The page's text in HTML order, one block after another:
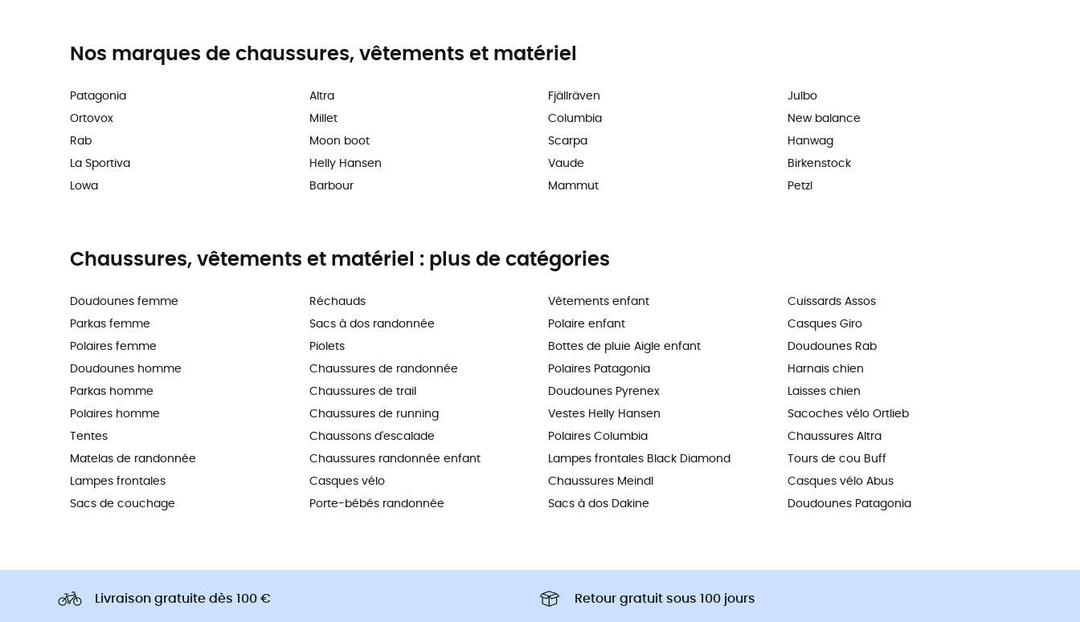
Nos marques de chaussures, vêtements et matériel
Patagonia
Ortovox
Rab
La Sportiva
Lowa
Altra
Millet
Moon boot
Helly Hansen
Barbour
Fjällräven
Columbia
Scarpa
Vaude
Mammut
Julbo
New balance
Hanwag
Birkenstock
Petzl
Chaussures, vêtements et matériel : plus de catégories
Doudounes femme
Parkas femme
Polaires femme
Doudounes homme
Parkas homme
Polaires homme
Tentes
Matelas de randonnée
Lampes frontales
Sacs de couchage
Réchauds
Sacs à dos randonnée
Piolets
Chaussures de randonnée
Chaussures de trail
Chaussures de running
Chaussons d'escalade
Chaussures randonnée enfant
Casques vélo
Porte-bébés randonnée
Vêtements enfant
Polaire enfant
Bottes de pluie Aigle enfant
Polaires Patagonia
Doudounes Pyrenex
Vestes Helly Hansen
Polaires Columbia
Lampes frontales Black Diamond
Chaussures Meindl
Sacs à dos Dakine
Cuissards Assos
Casques Giro
Doudounes Rab
Harnais chien
Laisses chien
Sacoches vélo Ortlieb
Chaussures Altra
Tours de cou Buff
Casques vélo Abus
Doudounes Patagonia
Livraison gratuite dès 100 € Retour gratuit sous 100 jours